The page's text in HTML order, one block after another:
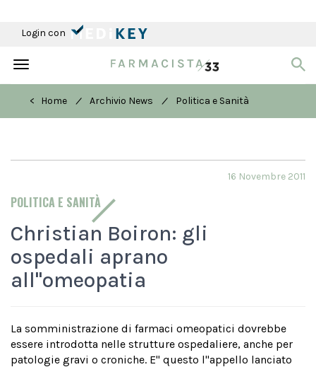
Login con
Toggle
< Home
/ Archivio News / Politica e Sanità
POLITICA E SANITÀ
16 Novembre 2011
Christian Boiron: gli
ospedali aprano
all''omeopatia
La somministrazione di farmaci omeopatici dovrebbe
essere introdotta nelle strutture ospedaliere, anche per
patologie gravi o croniche. E'' questo l''appello lanciato